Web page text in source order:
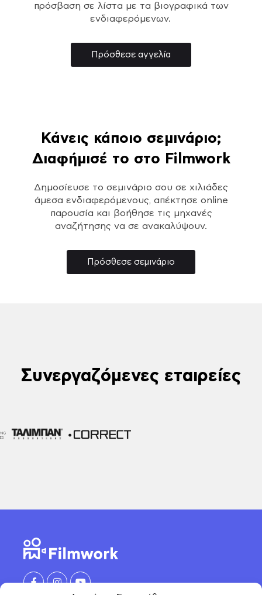
πρόσβαση σε λίστα με τα βιογραφικά των
ενδιαφερόμενων.
Πρόσθεσε αγγελία
Κάνεις κάποιο σεμινάριο;
Διαφήμισέ το στο Filmwork
Δημοσίευσε το σεμινάριο σου σε χιλιάδες
άμεσα ενδιαφερόμενους, απέκτησε online
παρουσία και βοήθησε τις μηχανές
αναζήτησης να σε ανακαλύψουν.
Πρόσθεσε σεμινάριο
Συνεργαζόμενες εταιρείες